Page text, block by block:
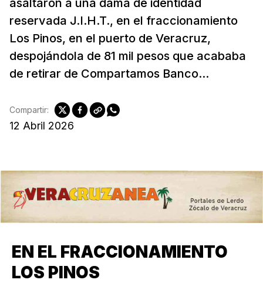
asaltaron a una dama de identidad
reservada J.I.H.T., en el fraccionamiento
Los Pinos, en el puerto de Veracruz,
despojándola de 81 mil pesos que acababa
de retirar de Compartamos Banco...
12 Abril 2026
Compartir:
EN EL FRACCIONAMIENTO
LOS PINOS